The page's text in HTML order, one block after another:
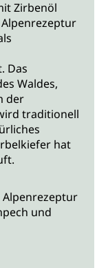
Zirbenöl
Das
Waldes,
der
traditionell
hat
und